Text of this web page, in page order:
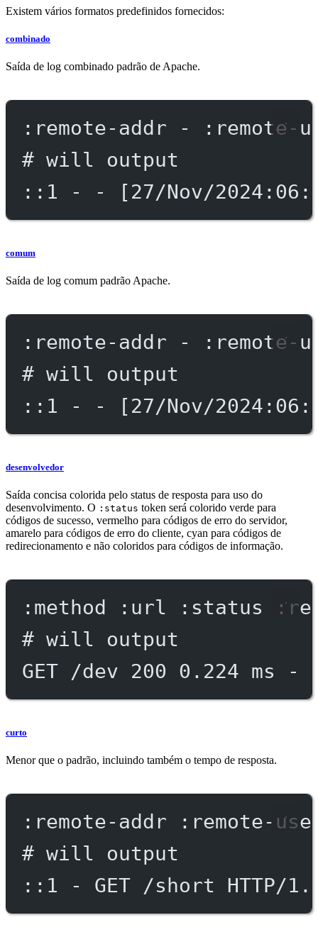
Existem vários formatos predefinidos fornecidos:
combinado
Saída de log combinado padrão de Apache.
:remote-addr -
# will output
::1 - - [27/Nov/
comum
Saída de log comum padrão Apache.
:remote-addr -
# will output
::1 - - [27/Nov/
desenvolvedor
Saída concisa colorida pelo status de resposta para uso do
desenvolvimento. O :status token será colorido verde para
códigos de sucesso, vermelho para códigos de erro do servidor,
amarelo para códigos de erro do cliente, cyan para códigos de
redirecionamento e não coloridos para códigos de informação.
:method :url :status
# will output
GET /dev 200 0.224 ms -
curto
Menor que o padrão, incluindo também o tempo de resposta.
:remote-addr :remote-
# will output
::1 - GET /short HTTP/